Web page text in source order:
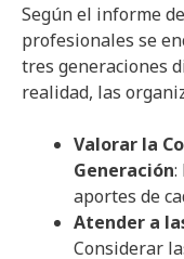
Según el informe de
profesionales se
tres generaciones
realidad, las
Valorar la
Generación:
aportes de
Atender a
Considerar